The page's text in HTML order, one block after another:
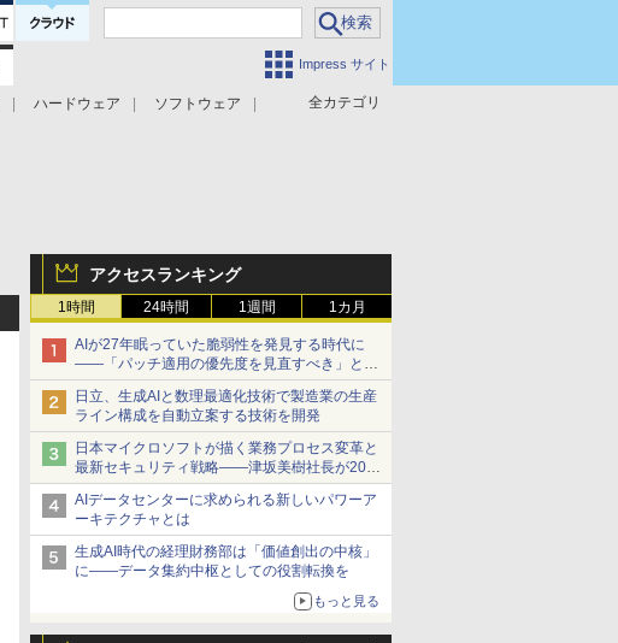
Impress サイト
全カテゴリ
ハードウェア
ソフトウェア
アクセスランキング
1時間 24時間 1週間 1カ月
AIが27年眠っていた脆弱性を発見する時代に
――「パッチ適用の優先度を見直すべき」とセ
キュリティ専門家
日立、生成AIと数理最適化技術で製造業の生産
ライン構成を自動立案する技術を開発
日本マイクロソフトが描く業務プロセス変革と
最新セキュリティ戦略――津坂美樹社長が2027
年度戦略を説明
AIデータセンターに求められる新しいパワーア
ーキテクチャとは
生成AI時代の経理財務部は「価値創出の中核」
に――データ集約中枢としての役割転換を
もっと見る